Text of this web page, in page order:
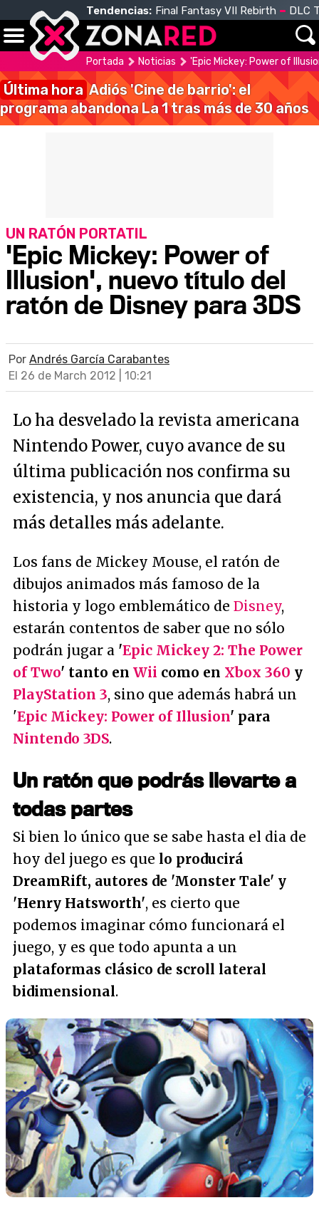
Tendencias: Final Fantasy VII Rebirth DLC
Portada Noticias 'Epic Mickey: Power of
Última hora Adiós 'Cine de barrio': el
programa abandona La 1 tras más de 30 años
'Epic Mickey: Power of
Illusion', nuevo título del
ratón de Disney para 3DS
UN RATÓN PORTATIL
Por Andrés García Carabantes
El 26 de March 2012 | 10:21
Lo ha desvelado la revista americana
Nintendo Power, cuyo avance de su
última publicación nos confirma su
existencia, y nos anuncia que dará
más detalles más adelante.
Los fans de Mickey Mouse, el ratón de
dibujos animados más famoso de la
historia y logo emblemático de Disney,
estarán contentos de saber que no sólo
podrán jugar a 'Epic Mickey 2: The Power
of Two' tanto en Wii como en Xbox 360 y
PlayStation 3, sino que además habrá un
'Epic Mickey: Power of Illusion' para
Nintendo 3DS.
Un ratón que podrás llevarte a
todas partes
Si bien lo único que se sabe hasta el dia de
hoy del juego es que lo producirá
DreamRift, autores de 'Monster Tale' y
'Henry Hatsworth', es cierto que
podemos imaginar cómo funcionará el
juego, y es que todo apunta a un
plataformas clásico de scroll lateral
bidimensional.